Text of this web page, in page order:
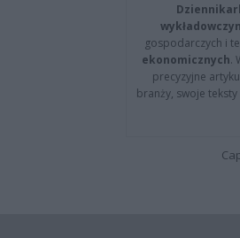
gospodarczych i
ekonomicznych.
precyzyjne
branży, swoje